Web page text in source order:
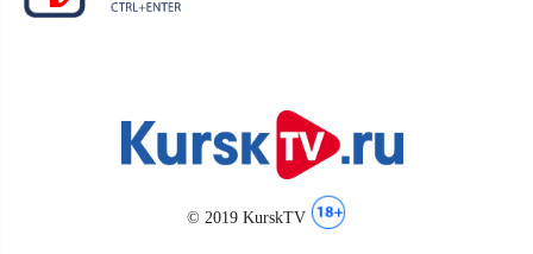
© 2019 KurskTV